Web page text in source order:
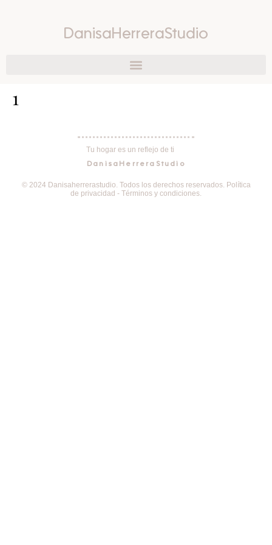
DanisaHerreraStudio
1
Tu hogar es un reflejo de ti
DanisaHerreraStudio
© 2024 Danisaherrerastudio. Todos los derechos reservados. Política
de privacidad - Términos y condiciones.